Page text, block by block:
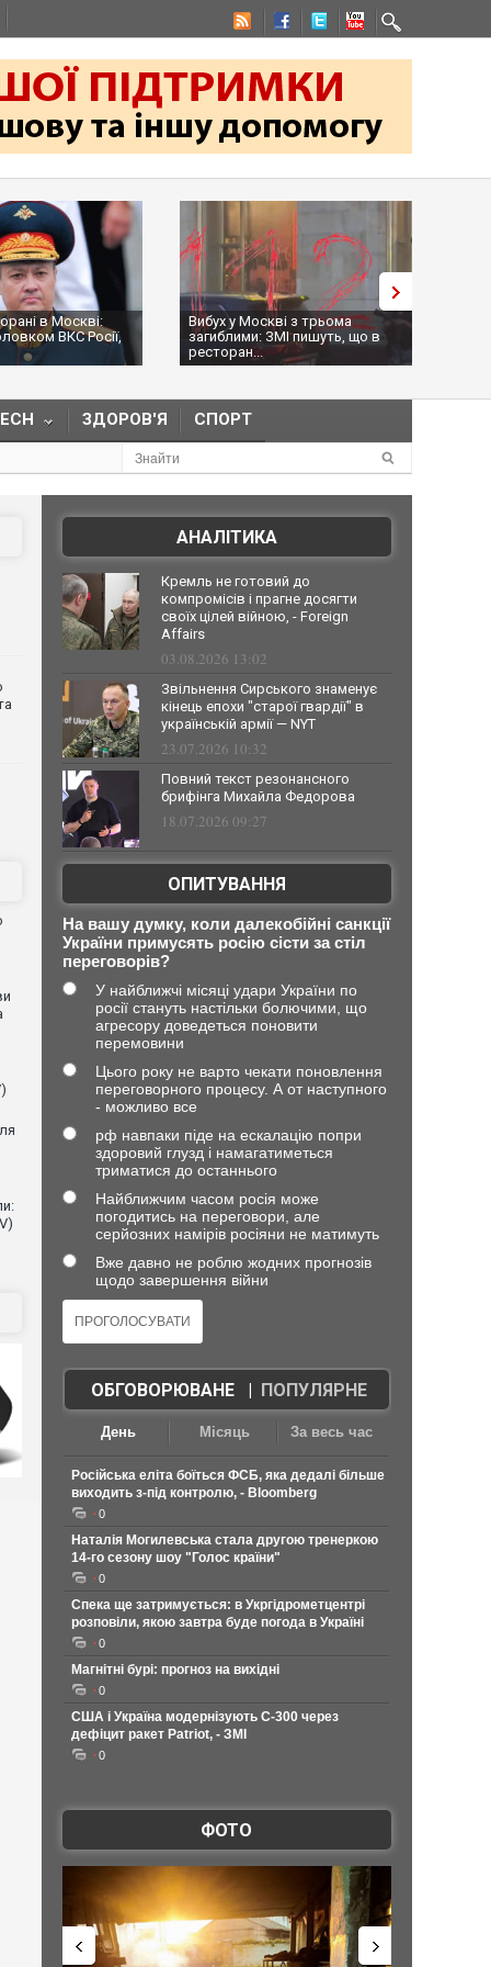
Вибух у Москві з трьома
загиблими: ЗМІ пишуть, що в
ресторан...
На командира "Хартії" Ігоря
Оболєнського сьогодні
ЗДОРОВ'Я СПОРТ
АНАЛІТИКА
Кремль не готовий до
компромісів і прагне досягти
своїх цілей війною, - Foreign
Affairs
03.08.2026 13:02
Звільнення Сирського знаменує
кінець епохи "старої гвардії" в
українській армії — NYT
23.07.2026 10:32
Повний текст резонансного
брифінга Михайла Федорова
18.07.2026 09:27
ОПИТУВАННЯ
На вашу думку, коли далекобійні санкції
України примусять росію сісти за стіл
переговорів?
У найближчі місяці удари України по
росії стануть настільки болючими, що
агресору доведеться поновити
перемовини
Цього року не варто чекати поновлення
переговорного процесу. А от наступного
- можливо все
рф навпаки піде на ескалацію попри
здоровий глузд і намагатиметься
триматися до останнього
Найближчим часом росія може
погодитись на переговори, але
серйозних намірів росіяни не матимуть
Вже давно не роблю жодних прогнозів
щодо завершення війни
ОБГОВОРЮВАНЕ| ПОПУЛЯРНЕ
День Місяць За весь час
Російська еліта боїться ФСБ, яка дедалі більше
виходить з-під контролю, - Bloomberg
0
Наталія Могилевська стала другою тренеркою
14-го сезону шоу "Голос країни"
0
Спека ще затримується: в Укргідрометцентрі
розповіли, якою завтра буде погода в Україні
0
Магнітні бурі: прогноз на вихідні
0
США і Україна модернізують С-300 через
дефіцит ракет Patriot, - ЗМІ
0
ФОТО